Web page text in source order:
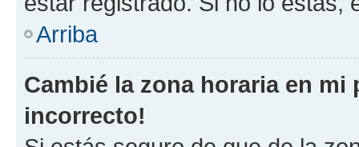
Arriba
Cambié la zona horaria en
incorrecto!